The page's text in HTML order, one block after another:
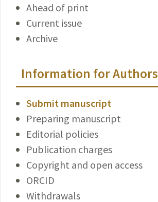
Ahead of print
Current issue
Archive
Information for Authors
Submit manuscript
Preparing manuscript
Editorial policies
Publication charges
Copyright and open access
ORCID
Withdrawals